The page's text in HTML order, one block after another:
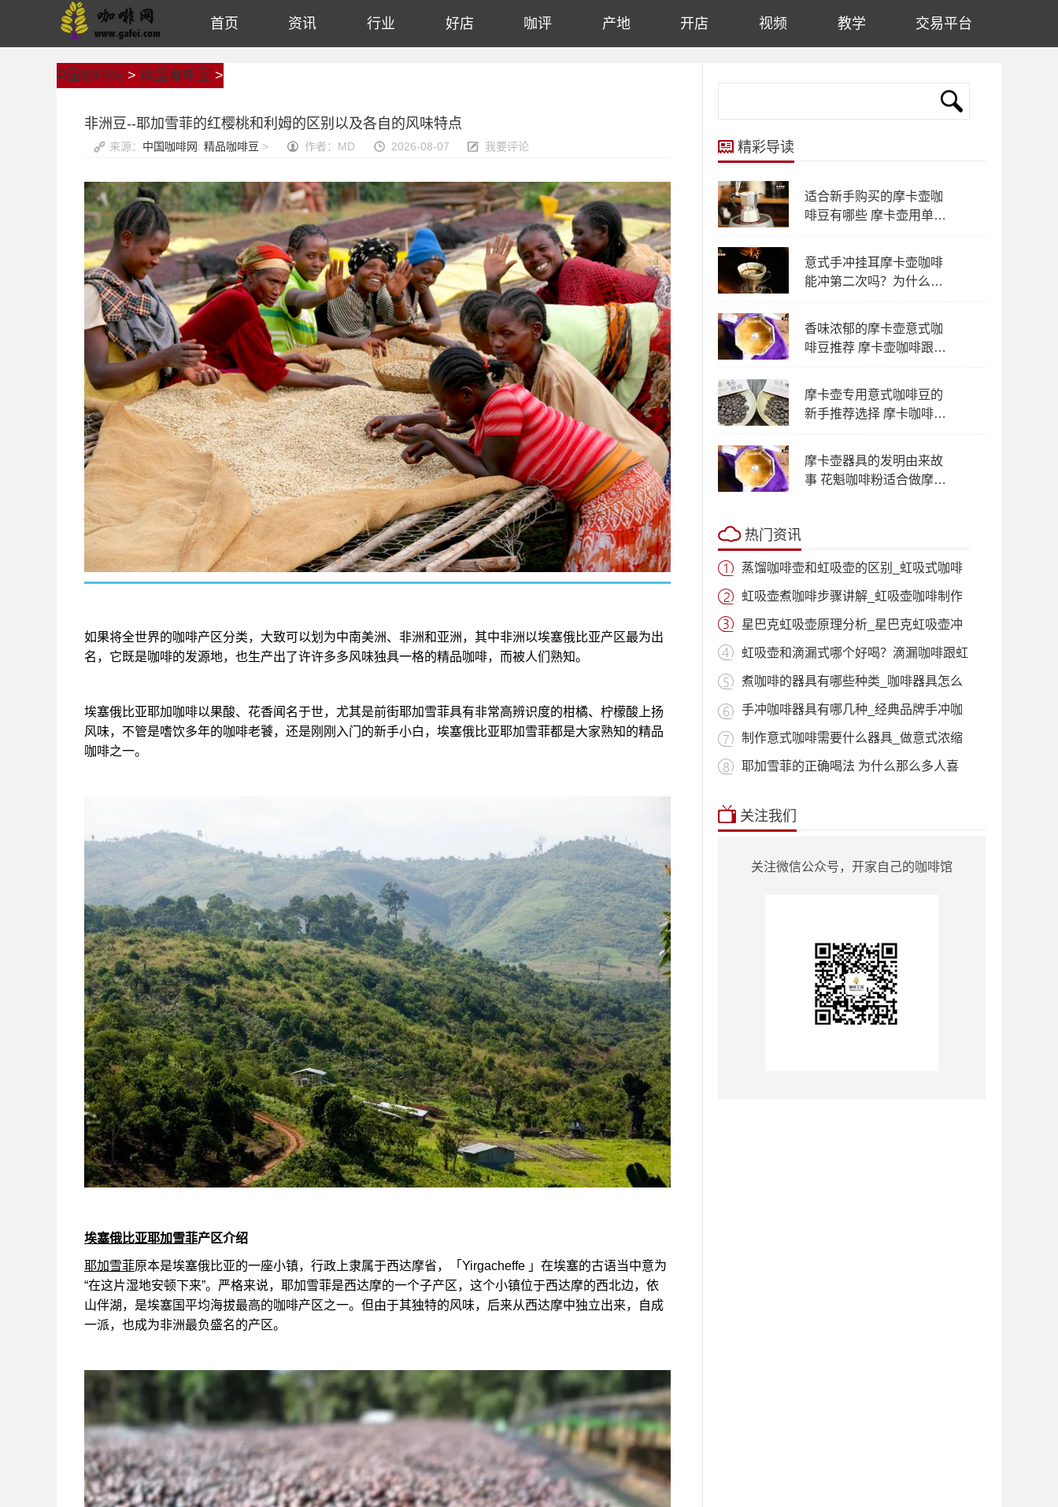
首页 资讯 行业 好店 咖评 产地 开店 视频 教学 交易平台
中国咖啡网 > 精品咖啡豆 >
非洲豆--耶加雪菲的红樱桃和利姆的区别以及各自的风味特点
来源： 中国咖啡网: 精品咖啡豆 > 作者：MD 2026-08-07 我要评论
如果将全世界的咖啡产区分类，大致可以划为中南美洲、非洲和亚洲，其中非洲以埃塞俄比亚产区最为出
名，它既是咖啡的发源地，也生产出了许许多多风味独具一格的精品咖啡，而被人们熟知。
埃塞俄比亚耶加咖啡以果酸、花香闻名于世，尤其是前街耶加雪菲具有非常高辨识度的柑橘、柠檬酸上扬
风味，不管是嗜饮多年的咖啡老饕，还是刚刚入门的新手小白，埃塞俄比亚耶加雪菲都是大家熟知的精品
咖啡之一。
埃塞俄比亚耶加雪菲产区介绍
耶加雪菲原本是埃塞俄比亚的一座小镇，行政上隶属于西达摩省，「Yirgacheffe 」在埃塞的古语当中意为
“在这片湿地安顿下来”。严格来说， 耶加雪菲是西达摩的一个子产区，这个小镇位于西达摩的西北边，依
山伴湖，是埃塞国平均海拔最高的咖啡产区之一。但由于其独特的风味，后来从西达摩中独立出来，自成
一派，也成为非洲最负盛名的产区。
精彩导读
适合新手购买的摩卡壶咖
啡豆有哪些 摩卡壶用单品
意式手冲挂耳摩卡壶咖啡
能冲第二次吗？为什么咖
次？
香味浓郁的摩卡壶意式咖
啡豆推荐 摩卡壶咖啡跟意
摩卡壶专用意式咖啡豆的
新手推荐选择 摩卡咖啡壶
议
摩卡壶器具的发明由来故
事 花魁咖啡粉适合做摩卡
热门资讯
蒸馏咖啡壶和虹吸壶的区别_虹吸式咖啡
壶适虹吸壶煮咖啡步骤讲解_虹吸壶咖啡制作
过程星巴克虹吸壶原理分析_星巴克虹吸壶冲
泡咖虹吸壶和滴漏式哪个好喝？滴漏咖啡跟虹
吸咖煮咖啡的器具有哪些种类_咖啡器具怎么
用_什手冲咖啡器具有哪几种_经典品牌手冲咖
啡器制作意式咖啡需要什么器具_做意式浓缩
咖啡耶加雪菲的正确喝法 为什么那么多人喜
本站推荐: 星巴克菜单2018价目表
啡 | 曼特宁 |
单品咖啡种类 | 90+咖啡豆 | 罗蜜奇
关注我们
关注微信公众号，开家自己的咖啡馆